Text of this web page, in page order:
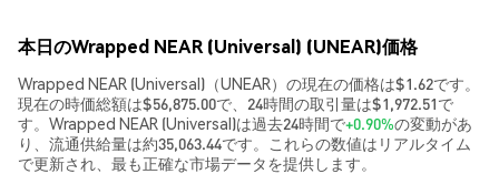
本日のWrapped NEAR (Universal) (UNEAR)価格
Wrapped NEAR (Universal)（UNEAR）の現在の価格は$1.62です。
現在の時価総額は$56,875.00で、24時間の取引量は$1,972.51で
す。Wrapped NEAR (Universal)は過去24時間で+0.90%の変動があ
り、流通供給量は約35,063.44です。これらの数値はリアルタイム
で更新され、最も正確な市場データを提供します。